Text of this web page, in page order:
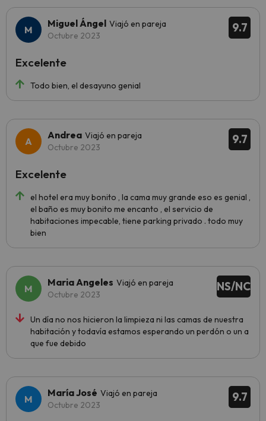
9.7
Miguel Ángel Viajó en pareja
Octubre 2023
Todo bien, el desayuno genial
Excelente
9.7
Andrea Viajó en pareja
Octubre 2023
el hotel era muy bonito , la cama muy grande eso es genial ,
el baño es muy bonito me encanto , el servicio de
habitaciones impecable, tiene parking privado . todo muy
bien
Excelente
NS/NC
Maria Angeles Viajó en pareja
Octubre 2023
Un día no nos hicieron la limpieza ni las camas de nuestra
habitación y todavía estamos esperando un perdón o un a
que fue debido
9.7
María José Viajó en pareja
Octubre 2023